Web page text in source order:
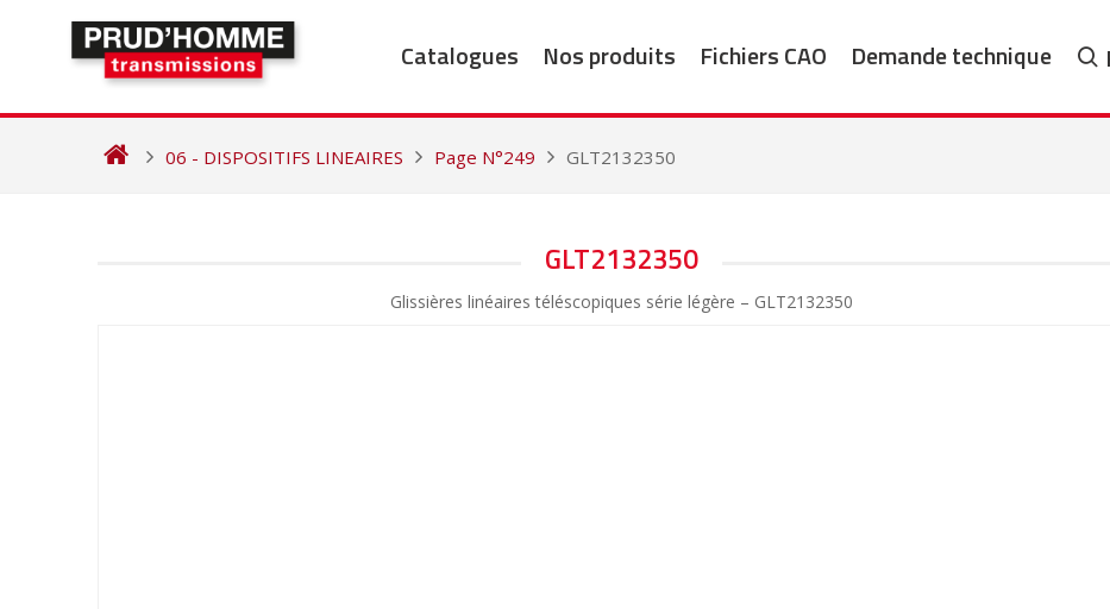
Catalogues Nos produits Fichiers CAO Demande technique
06 - DISPOSITIFS LINEAIRES Page N°249 GLT2132350
GLT2132350
Glissières linéaires téléscopiques série légère – GLT2132350